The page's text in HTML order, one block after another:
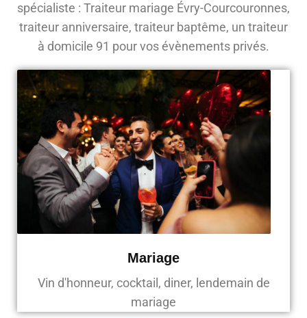
spécialiste : Traiteur mariage Évry-Courcouronnes,
traiteur anniversaire, traiteur baptême, un traiteur
à domicile 91 pour vos évènements privés.
Mariage
Vin d'honneur, cocktail, diner, lendemain de
mariage